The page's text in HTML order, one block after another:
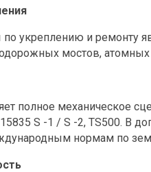
укреплению и ремонту
мостов,
полное механическое
S -1 / S -2, TS500. В
нормам по